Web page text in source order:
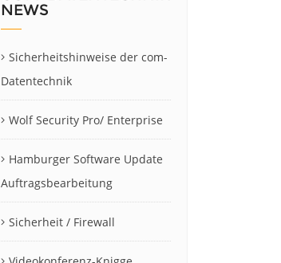
NEWS
Sicherheitshinweise der com-
Datentechnik
Wolf Security Pro/ Enterprise
Hamburger Software Update
Auftragsbearbeitung
Sicherheit / Firewall